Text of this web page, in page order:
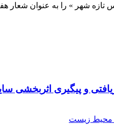
شهر » را به عنوان شعار
بازیافتی و پیگیری
محیط زیست